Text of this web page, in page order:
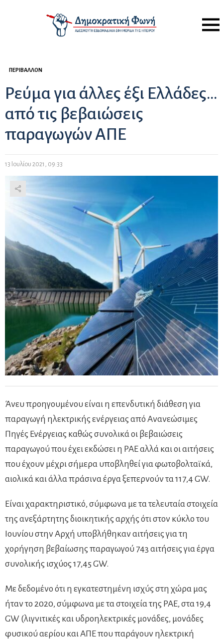
Menu
ΠΕΡΙΒΆΛΛΟΝ
Ρεύμα για άλλες έξι Ελλάδες…
από τις βεβαιώσεις
παραγωγών ΑΠΕ
13 Ιουλίου 2021, 09:33
Άνευ προηγουμένου είναι η επενδυτική διάθεση για
παραγωγή ηλεκτρικής ενέργειας από Ανανεώσιμες
Πηγές Ενέργειας καθώς συνολικά οι βεβαιώσεις
παραγωγού που έχει εκδώσει η ΡΑΕ αλλά και οι αιτήσεις
που έχουν μέχρι σήμερα υποβληθεί για φωτοβολταϊκά,
αιολικά και άλλα πράσινα έργα ξεπερνούν τα 117,4 GW.
Είναι χαρακτηριστικό, σύμφωνα με τα τελευταία στοιχεία
της ανεξάρτητης διοικητικής αρχής ότι στον κύκλο του
Ιουνίου στην Αρχή υποβλήθηκαν αιτήσεις για τη
χορήγηση βεβαίωσης παραγωγού 743 αιτήσεις για έργα
συνολικής ισχύος 17,45 GW.
Με δεδομένο ότι η εγκατεστημένη ισχύς στη χώρα μας
ήταν το 2020, σύμφωνα με τα στοιχεία της ΡΑΕ, στα 19,4
GW (λιγνιτικές και υδροηλεκτρικές μονάδες, μονάδες
φυσικού αερίου και ΑΠΕ που παράγουν ηλεκτρική